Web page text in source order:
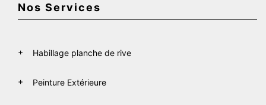
Nos Services
Habillage planche de rive
Peinture Extérieure